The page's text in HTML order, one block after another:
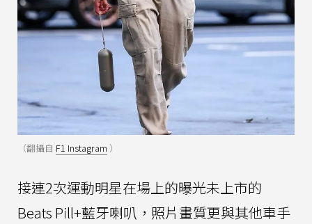
（翻攝自 F1 Instagram ）
接連2次運動明星在場上的曝光未上市的
Beats Pill+藍牙喇叭，照片畫質更與其他車手